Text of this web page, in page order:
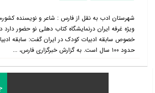
شهرستان ادب به نقل از فارس : شاعر و نویسنده
ویژه غرفه ایران درنمایشگاه کتاب دهلی نو حضور دارد
خصوص سابقه ادبیات کودک در ایران گفت: سابقه
حدود ۱۰۰ سال است. به گزارش خبرگزاری فارس، ...